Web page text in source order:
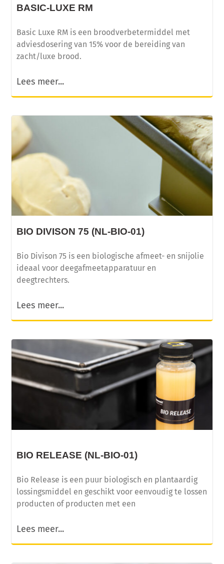
BASIC-LUXE RM
Basic Luxe RM is een broodverbetermiddel met
adviesdosering van 15% voor de bereiding van
zacht/luxe brood.
Lees meer...
BIO DIVISON 75 (NL-BIO-01)
Bio Divison 75 is een biologische afmeet- en snijolie
ideaal voor deegafmeetapparatuur en
deegtrechters.
Lees meer...
BIO RELEASE (NL-BIO-01)
Bio Release is een puur biologisch en plantaardig
lossingsmiddel en geschikt voor eenvoudig te lossen
producten of producten met een
Lees meer...